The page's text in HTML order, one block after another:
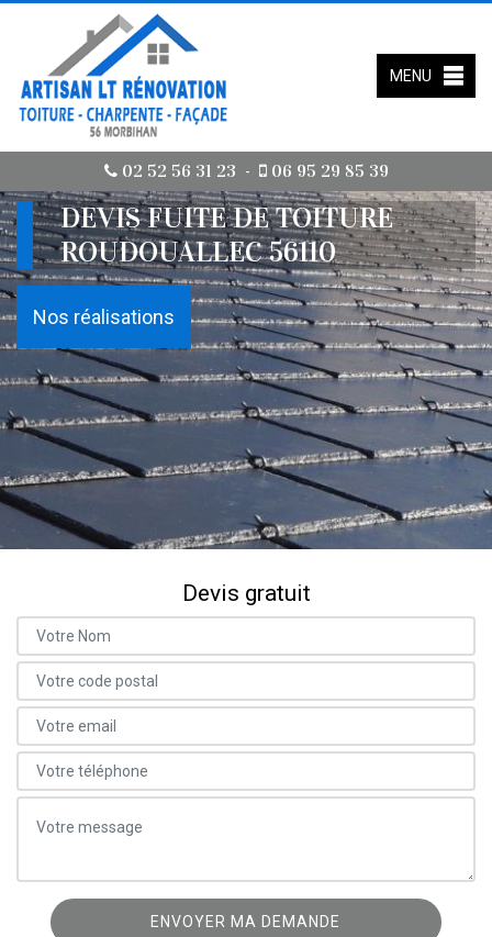
02 52 56 31 23 - 06 95 29 85 39
MENU
DEVIS FUITE DE TOITURE
ROUDOUALLEC 56110
Nos réalisations
Devis gratuit